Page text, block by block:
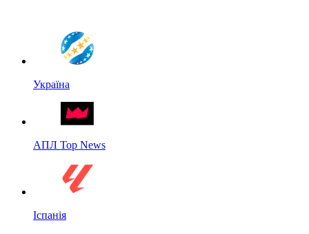
Україна
АПЛ Top News
Іспанія